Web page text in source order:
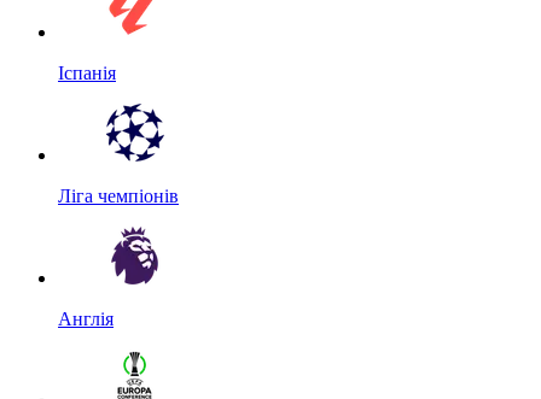
Іспанія
Ліга чемпіонів
Англія